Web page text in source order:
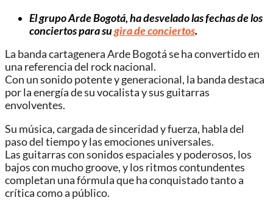
El grupo Arde Bogotá, ha desvelado las fechas de los
conciertos para sugira de conciertos.
La banda cartagenera Arde Bogotá se ha convertido en
una referencia del rock nacional.
Con un sonido potente y generacional, la banda destaca
por la energía de su vocalista y sus guitarras
envolventes.
Su música, cargada de sinceridad y fuerza, habla del
paso del tiempo y las emociones universales.
Las guitarras con sonidos espaciales y poderosos, los
bajos con mucho groove, y los ritmos contundentes
completan una fórmula que ha conquistado tanto a
crítica como a público.